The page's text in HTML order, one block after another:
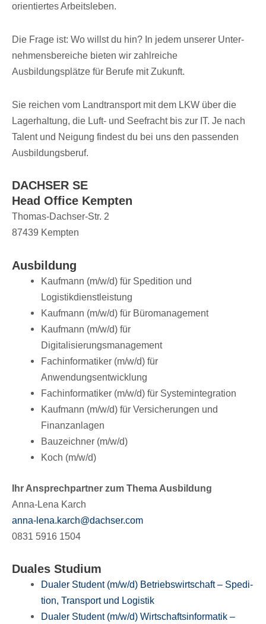
ori­en­tier­tes Arbeitsleben.
Die Frage ist: Wo willst du hin? In jedem unse­rer Unter­
neh­mens­be­rei­che bieten wir zahl­rei­che
Ausbildungsplätze für Berufe mit Zukunft.
Sie reichen vom Land­trans­port mit dem LKW über die
Lager­hal­tung, die Luft- und Seefracht bis zur IT. Je nach
Talent und Neigung findest du bei uns den passen­den
Ausbildungsberuf.
DACHSER SE
Head Office Kempten
Tho­­mas-Dach­­ser-Str. 2
87439 Kempten
Aus­bil­dung
Kauf­mann (m/​w/​d) für Spedi­tion und
Logistikdienstleistung
Kauf­mann (m/​w/​d) für Büromanagement
Kauf­mann (m/​w/​d) für
Digitalisierungsmanagement
Fach­in­for­ma­ti­ker (m/​w/​d) für
Anwendungsentwicklung
Fach­in­for­ma­ti­ker (m/​w/​d) für Systemintegration
Kauf­mann (m/​w/​d) für Versi­che­run­gen und
Finanzanlagen
Bauzeich­ner (m/​w/​d)
Koch (m/​w/​d)
Ihr Ansprech­part­ner zum Thema Ausbildung
Anna-Lena Karch
anna-​lena.​karch@​dachser.​com
0831 5916 1504
Duales Stu­di­um
Dualer Student (m/​w/​d) Betriebs­wirt­schaft – Spedi­
tion, Trans­port und Logistik
Dualer Student (m/​w/​d) Wirt­schafts­in­for­ma­tik –